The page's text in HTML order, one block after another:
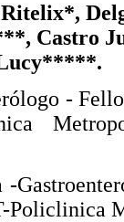
Castro
-